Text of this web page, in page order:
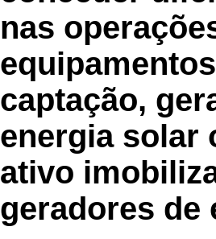
nas
captação,
energia solar
ativo
geradores de